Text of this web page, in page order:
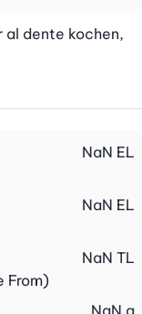
al dente kochen,
NaN EL
NaN EL
From)
NaN TL